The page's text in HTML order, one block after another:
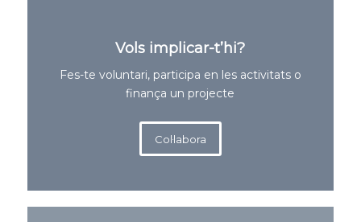
Vols implicar-t’hi?
Fes-te voluntari, participa en les activitats o
finança un projecte
Col·labora